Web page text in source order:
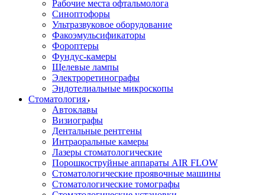
Рабочие места офтальмолога
Синоптофоры
Ультразвуковое оборудование
Факоэмульсификаторы
Фороптеры
Фундус-камеры
Щелевые лампы
Электроретинографы
Эндотелиальные микроскопы
Стоматология
Автоклавы
Визиографы
Дентальные рентгены
Интраоральные камеры
Лазеры стоматологические
Порошкоструйные аппараты AIR FLOW
Стоматологические проявочные машины
Стоматологические томографы